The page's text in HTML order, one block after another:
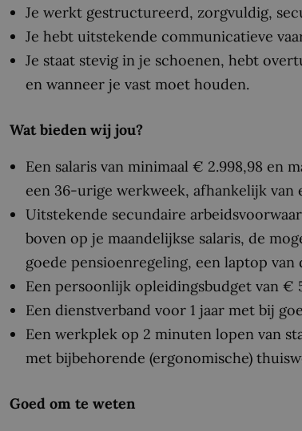
Je werkt gestructureerd, zorgvuldig,
Je hebt uitstekende communicatieve
Je staat stevig in je schoenen, hebt
en wanneer je vast moet houden.
Wat bieden wij jou?
Een salaris van minimaal € 2.998,98 en
een 36-urige werkweek, afhankelijk van
Uitstekende secundaire
boven op je maandelijkse salaris, de
goede pensioenregeling, een laptop van
Een persoonlijk opleidingsbudget van €
Een dienstverband voor 1 jaar met bij
Een werkplek op 2 minuten lopen van
met bijbehorende (ergonomische)
Goed om te weten